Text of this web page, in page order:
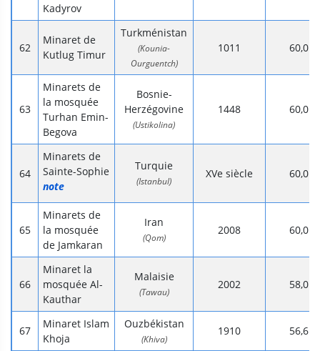
Kadyrov
Minaret de
Kutlug Timur
Turkménistan
(Kounia-
Ourguentch)
1011 60,0
Minarets de
la mosquée
Turhan Emin-
Begova
Bosnie-
Herzégovine
(Ustikolina)
1448 60,0
Minarets de
Sainte-Sophie
note
Turquie
(Istanbul)
XVe siècle 60,0
Minarets de
la mosquée
de Jamkaran
Iran
(Qom)
2008 60,0
Minaret la
mosquée Al-
Kauthar
Malaisie
(Tawau)
2002 58,0
Minaret Islam
Khoja
Ouzbékistan
(Khiva)
1910 56,6